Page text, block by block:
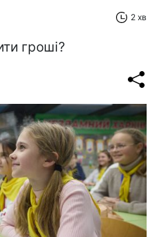
2 хв
гроші?